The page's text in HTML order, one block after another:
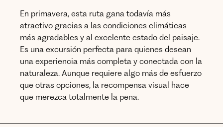
En primavera, esta ruta gana todavía más
atractivo gracias a las condiciones climáticas
más agradables y al excelente estado del paisaje.
Es una excursión perfecta para quienes desean
una experiencia más completa y conectada con la
naturaleza. Aunque requiere algo más de esfuerzo
que otras opciones, la recompensa visual hace
que merezca totalmente la pena.